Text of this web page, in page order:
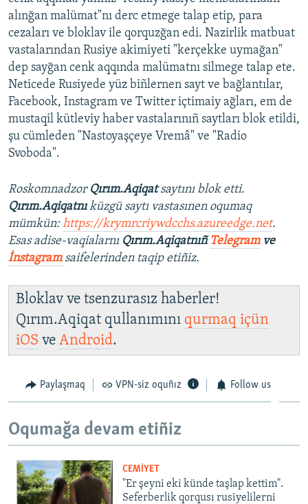
alınğan malümat"nı derc etmege talap etip, para
cezaları ve bloklav ile qorquzğan edi. Nazirlik matbuat
vastalarından Rusiye akimiyeti "kerçekke uymağan"
dep sayğan cenk aqqında malümatnı silmege talap ete.
Neticede Rusiyede yüz biñlernen sayt ve bağlantılar,
Facebook, Instagram ve Twitter içtimaiy ağları, em de
mustaqil kütleviy haber vastalarınıñ saytları blok etildi,
şu cümleden "Nastoyaşçeye Vremâ" ve "Radio
Svoboda".
Roskomnadzor Qırım.Aqiqatsaytını blok etti.
Qırım.Aqiqatnıküzgü saytı vastasınen oqumaq
mümkün:https://krymrcriywdcchs.azureedge.net.
Esas adise-vaqialarnı Qırım.AqiqatnıñTelegramve
İnstagram saifelerinden taqip etiñiz.
Bloklav ve tsenzurasız haberler!
Qırım.Aqiqat qullanımını qurmaq içün
iOS ve Android.
Paylaşmaq VPN-siz oquñız Follow us
Oqumağa devam etiñiz
CEMİYET
"Er şeyni eki künde taşlap kettim".
Seferberlik qorqusı rusiyelilerni